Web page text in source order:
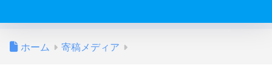
ホーム 寄稿メディア